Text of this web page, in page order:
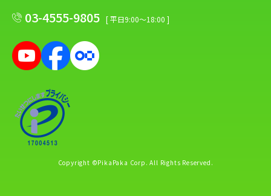
03-4555-9805 [ 平日9:00～18:00 ]
Copyright ©PikaPaka Corp. All Rights Reserved.